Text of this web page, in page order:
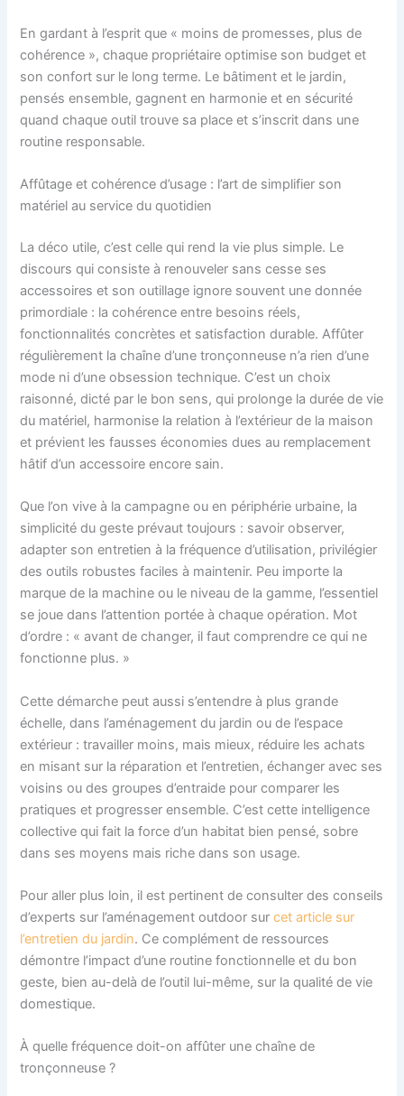
En gardant à l’esprit que « moins de promesses, plus de
cohérence », chaque propriétaire optimise son budget et
son confort sur le long terme. Le bâtiment et le jardin,
pensés ensemble, gagnent en harmonie et en sécurité
quand chaque outil trouve sa place et s’inscrit dans une
routine responsable.
Affûtage et cohérence d’usage : l’art de simplifier son
matériel au service du quotidien
La déco utile, c’est celle qui rend la vie plus simple. Le
discours qui consiste à renouveler sans cesse ses
accessoires et son outillage ignore souvent une donnée
primordiale : la cohérence entre besoins réels,
fonctionnalités concrètes et satisfaction durable. Affûter
régulièrement la chaîne d’une tronçonneuse n’a rien d’une
mode ni d’une obsession technique. C’est un choix
raisonné, dicté par le bon sens, qui prolonge la durée de vie
du matériel, harmonise la relation à l’extérieur de la maison
et prévient les fausses économies dues au remplacement
hâtif d’un accessoire encore sain.
Que l’on vive à la campagne ou en périphérie urbaine, la
simplicité du geste prévaut toujours : savoir observer,
adapter son entretien à la fréquence d’utilisation, privilégier
des outils robustes faciles à maintenir. Peu importe la
marque de la machine ou le niveau de la gamme, l’essentiel
se joue dans l’attention portée à chaque opération. Mot
d’ordre : « avant de changer, il faut comprendre ce qui ne
fonctionne plus. »
Cette démarche peut aussi s’entendre à plus grande
échelle, dans l’aménagement du jardin ou de l’espace
extérieur : travailler moins, mais mieux, réduire les achats
en misant sur la réparation et l’entretien, échanger avec ses
voisins ou des groupes d’entraide pour comparer les
pratiques et progresser ensemble. C’est cette intelligence
collective qui fait la force d’un habitat bien pensé, sobre
dans ses moyens mais riche dans son usage.
Pour aller plus loin, il est pertinent de consulter des conseils
d’experts sur l’aménagement outdoor surcet article sur
l’entretien du jardin. Ce complément de ressources
démontre l’impact d’une routine fonctionnelle et du bon
geste, bien au-delà de l’outil lui-même, sur la qualité de vie
domestique.
À quelle fréquence doit-on affûter une chaîne de
tronçonneuse ?